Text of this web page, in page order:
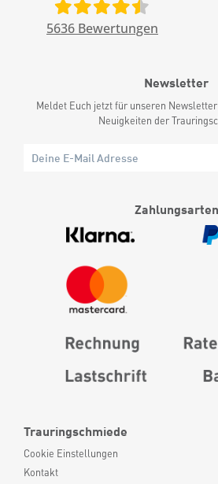
Trauringschmiede
Cookie Einstellungen
Kontakt
5636 Bewertungen
Newsletter
Meldet Euch jetzt für unseren
Neuigkeiten der
Zahlungsarten